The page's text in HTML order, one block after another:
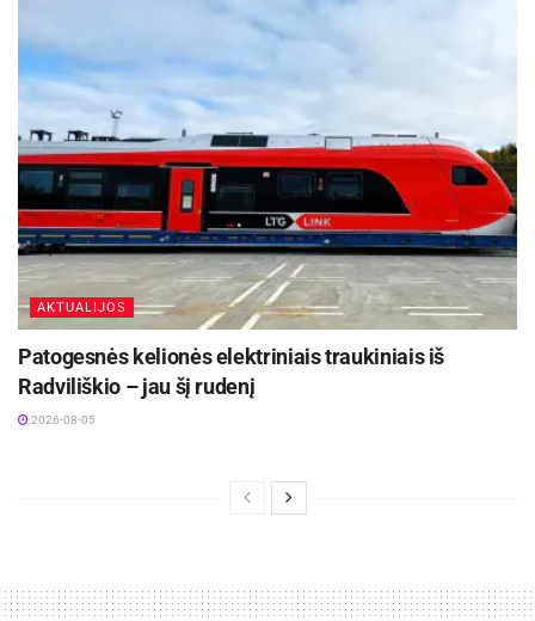
AKTUALIJOS
Patogesnės kelionės elektriniais traukiniais iš
Radviliškio – jau šį rudenį
2026-08-05